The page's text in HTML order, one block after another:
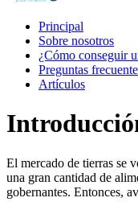
Principal
Sobre nosotros
¿Cómo conseguir
Preguntas
Artículos
El mercado de tierras se
una gran cantidad de
gobernantes. Entonces,